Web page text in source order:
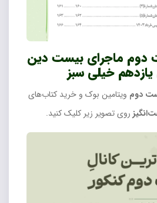
دوم ماجرای بیست دین
خیلی سبز
دوم ویتامین بوک و خرید کتاب‌های
روی تصویر زیر کلیک کنید.